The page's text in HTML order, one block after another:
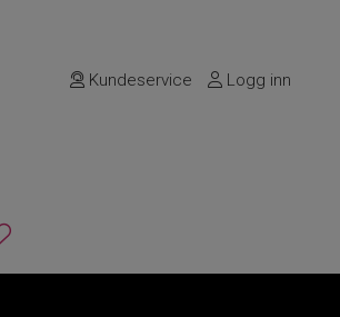
Kundeservice Logg inn